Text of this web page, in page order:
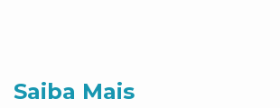
Saiba Mais